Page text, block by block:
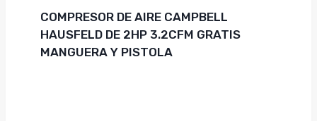
COMPRESOR DE AIRE CAMPBELL
HAUSFELD DE 2HP 3.2CFM GRATIS
MANGUERA Y PISTOLA